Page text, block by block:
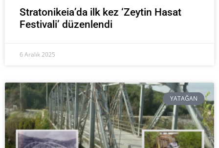
Stratonikeia’da ilk kez ‘Zeytin Hasat
Festivali’ düzenlendi
6 Aralık 2025
YATAĞAN